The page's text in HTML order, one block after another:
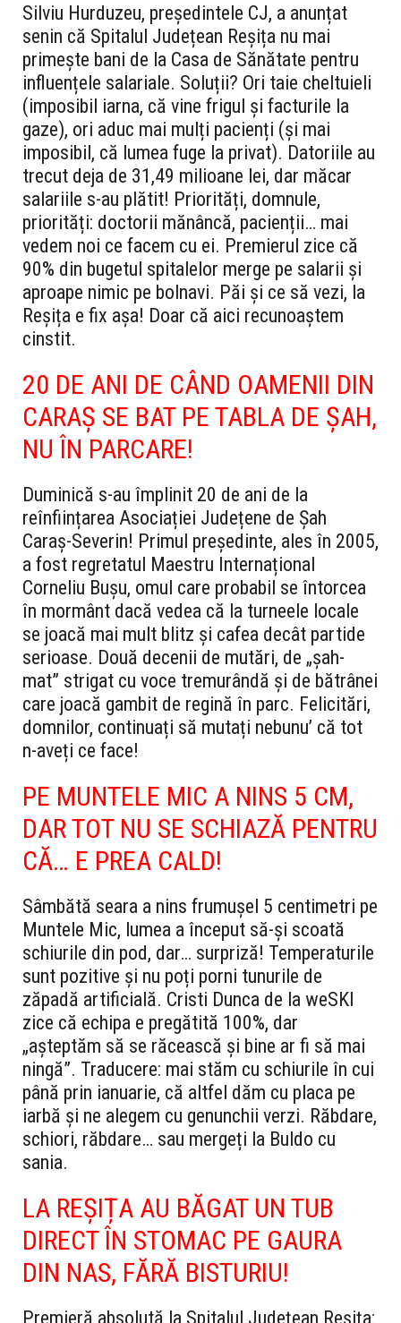
Silviu Hurduzeu, președintele CJ, a anunțat
senin că Spitalul Județean Reșița nu mai
primește bani de la Casa de Sănătate pentru
influențele salariale. Soluții? Ori taie cheltuieli
(imposibil iarna, că vine frigul și facturile la
gaze), ori aduc mai mulți pacienți (și mai
imposibil, că lumea fuge la privat). Datoriile au
trecut deja de 31,49 milioane lei, dar măcar
salariile s-au plătit! Priorități, domnule,
priorități: doctorii mănâncă, pacienții… mai
vedem noi ce facem cu ei. Premierul zice că
90% din bugetul spitalelor merge pe salarii și
aproape nimic pe bolnavi. Păi și ce să vezi, la
Reșița e fix așa! Doar că aici recunoaștem
cinstit.
20 DE ANI DE CÂND OAMENII DIN
CARAȘ SE BAT PE TABLA DE ȘAH,
NU ÎN PARCARE!
Duminică s-au împlinit 20 de ani de la
reînființarea Asociației Județene de Șah
Caraș-Severin! Primul președinte, ales în 2005,
a fost regretatul Maestru Internațional
Corneliu Bușu, omul care probabil se întorcea
în mormânt dacă vedea că la turneele locale
se joacă mai mult blitz și cafea decât partide
serioase. Două decenii de mutări, de „șah-
mat” strigat cu voce tremurândă și de bătrânei
care joacă gambit de regină în parc. Felicitări,
domnilor, continuați să mutați nebunu’ că tot
n-aveți ce face!
PE MUNTELE MIC A NINS 5 CM,
DAR TOT NU SE SCHIAZĂ PENTRU
CĂ… E PREA CALD!
Sâmbătă seara a nins frumușel 5 centimetri pe
Muntele Mic, lumea a început să-și scoată
schiurile din pod, dar… surpriză! Temperaturile
sunt pozitive și nu poți porni tunurile de
zăpadă artificială. Cristi Dunca de la weSKI
zice că echipa e pregătită 100%, dar
„așteptăm să se răcească și bine ar fi să mai
ningă”. Traducere: mai stăm cu schiurile în cui
până prin ianuarie, că altfel dăm cu placa pe
iarbă și ne alegem cu genunchii verzi. Răbdare,
schiori, răbdare… sau mergeți la Buldo cu
sania.
LA REȘIȚA AU BĂGAT UN TUB
DIRECT ÎN STOMAC PE GAURA
DIN NAS, FĂRĂ BISTURIU!
Premieră absolută la Spitalul Județean Reșița: